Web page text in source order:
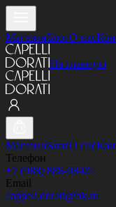
МагазинБлогО нас
На главную
МагазинБлогО нас
Телефон
+7 (988) 888-08-05
Email
cappeli.dorati@bk.ru